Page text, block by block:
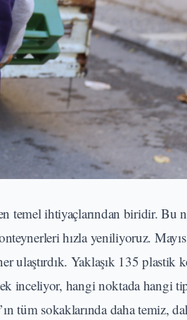
temel ihtiyaçlarından biridir. Bu
hızla yeniliyoruz. Mayıs
ulaştırdık. Yaklaşık 135 plastik
inceliyor, hangi noktada hangi
tüm sokaklarında daha temiz,